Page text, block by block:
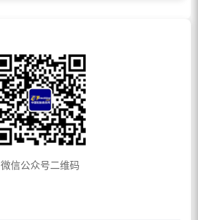
微信公众号二维码